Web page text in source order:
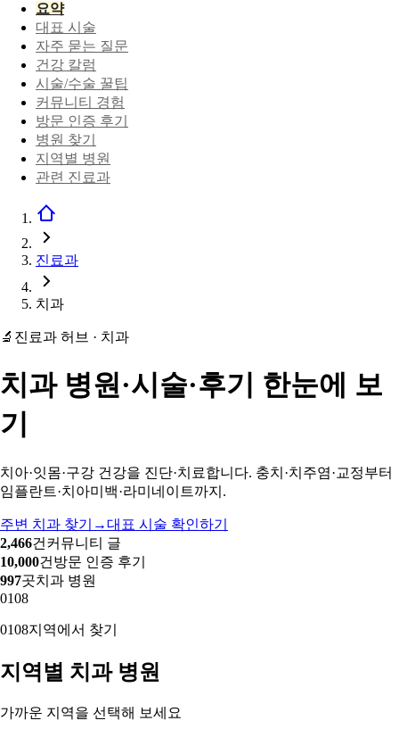
요약
대표 시술
자주 묻는 질문
건강 칼럼
시술/수술 꿀팁
커뮤니티 경험
방문 인증 후기
병원 찾기
지역별 병원
관련 진료과
진료과
치과
🔬 진료과 허브 · 치과
치과 병원·시술·후기 한눈에 보
기
치아·잇몸·구강 건강을 진단·치료합니다. 충치·치주염·교정부터
임플란트·치아미백·라미네이트까지.
주변 치과 찾기 →대표 시술 확인하기
2,466건 커뮤니티 글
10,000건 방문 인증 후기
997곳치과 병원
0108
0108지역에서 찾기
지역별 치과 병원
가까운 지역을 선택해 보세요